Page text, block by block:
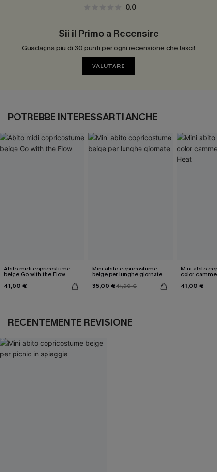
0.0
Sii il Primo a Recensire
Guadagna più di 30 punti per ogni recensione che lasci!
VALUTARE
POTREBBE INTERESSARTI ANCHE
Abito midi copricostume
beige Go with the Flow
41,00 €
Mini abito copricostume
beige per lunghe giornate
35,00 €41,00 €
Mini abito
color
41,00 €
RECENTEMENTE REVISIONE